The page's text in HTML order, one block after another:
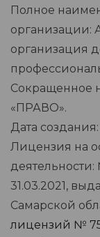
Полное
организации:
организация
Сокращенное
«ПРАВО».
Дата создания:
Лицензия на
31.03.2021,
Самарской
лицензий №